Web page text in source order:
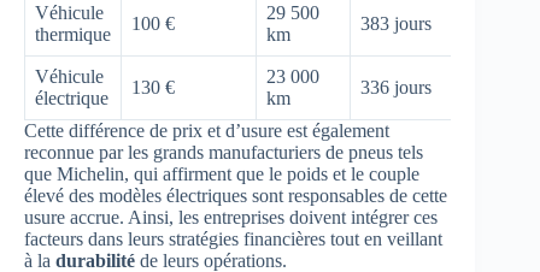
Véhicule
thermique
100 €
29 500
km
383 jours
Véhicule
électrique
130 €
23 000
km
336 jours
Cette différence de prix et d’usure est également
reconnue par les grands manufacturiers de pneus tels
que Michelin, qui affirment que le poids et le couple
élevé des modèles électriques sont responsables de cette
usure accrue. Ainsi, les entreprises doivent intégrer ces
facteurs dans leurs stratégies financières tout en veillant
à la durabilité de leurs opérations.